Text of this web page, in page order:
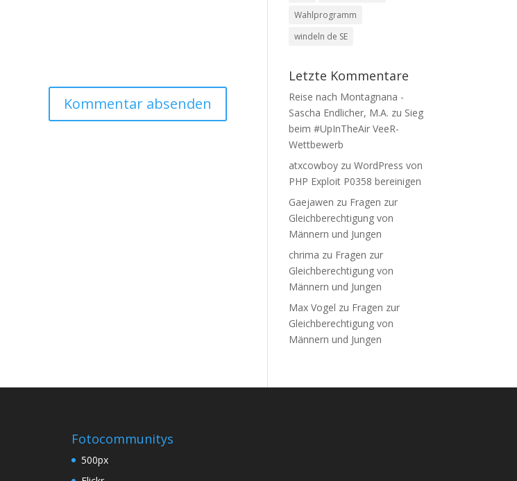
Wahlprogramm
windeln de SE
Letzte Kommentare
Reise nach Montagnana -
Sascha Endlicher, M.A. zu Sieg
beim #UpInTheAir VeeR-
Wettbewerb
atxcowboy zuWordPress von
PHP Exploit P0358 bereinigen
Gaejawen zu Fragen zur
Gleichberechtigung von
Männern und Jungen
chrima zu Fragen zur
Gleichberechtigung von
Männern und Jungen
Max Vogel zu Fragen zur
Gleichberechtigung von
Männern und Jungen
Fotocommunitys
500px